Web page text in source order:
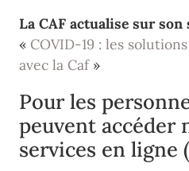
La CAF actualise sur son
« COVID-19 : les
avec la Caf»
Pour les
peuvent accéder
services en ligne